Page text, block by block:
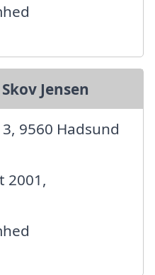
Jensen
9560 Hadsund
2001,